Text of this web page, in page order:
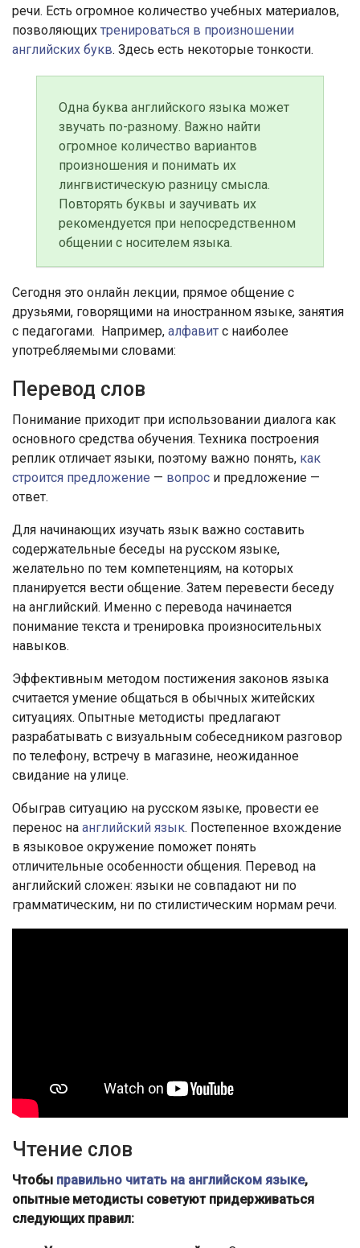
речи. Есть огромное количество учебных материалов,
позволяющих тренироваться в произношении
английских букв. Здесь есть некоторые тонкости.
Одна буква английского языка может
звучать по-разному. Важно найти
огромное количество вариантов
произношения и понимать их
лингвистическую разницу смысла.
Повторять буквы и заучивать их
рекомендуется при непосредственном
общении с носителем языка.
Сегодня это онлайн лекции, прямое общение с
друзьями, говорящими на иностранном языке, занятия
с педагогами. Например, алфавит с наиболее
употребляемыми словами:
Перевод слов
Понимание приходит при использовании диалога как
основного средства обучения. Техника построения
реплик отличает языки, поэтому важно понять, как
строится предложение — вопрос и предложение —
ответ.
Для начинающих изучать язык важно составить
содержательные беседы на русском языке,
желательно по тем компетенциям, на которых
планируется вести общение. Затем перевести беседу
на английский. Именно с перевода начинается
понимание текста и тренировка произносительных
навыков.
Эффективным методом постижения законов языка
считается умение общаться в обычных житейских
ситуациях. Опытные методисты предлагают
разрабатывать с визуальным собеседником разговор
по телефону, встречу в магазине, неожиданное
свидание на улице.
Обыграв ситуацию на русском языке, провести ее
перенос на английский язык. Постепенное вхождение
в языковое окружение поможет понять
отличительные особенности общения. Перевод на
английский сложен: языки не совпадают ни по
грамматическим, ни по стилистическим нормам речи.
Чтение слов
Чтобы правильно читать на английском языке,
опытные методисты советуют придерживаться
следующих правил: